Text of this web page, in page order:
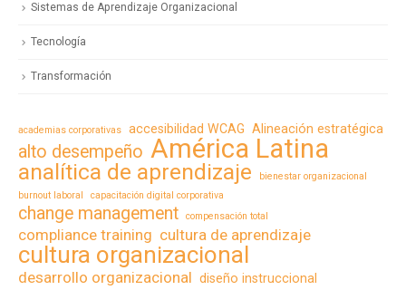
Sistemas de Aprendizaje Organizacional
Tecnología
Transformación
academias corporativas accesibilidad WCAG Alineación estratégica
alto desempeño América Latina
analítica de aprendizaje
bienestar organizacional
burnout laboral
capacitación digital corporativa
change management compensación total
compliance training cultura de aprendizaje
cultura organizacional
desarrollo organizacional diseño instruccional